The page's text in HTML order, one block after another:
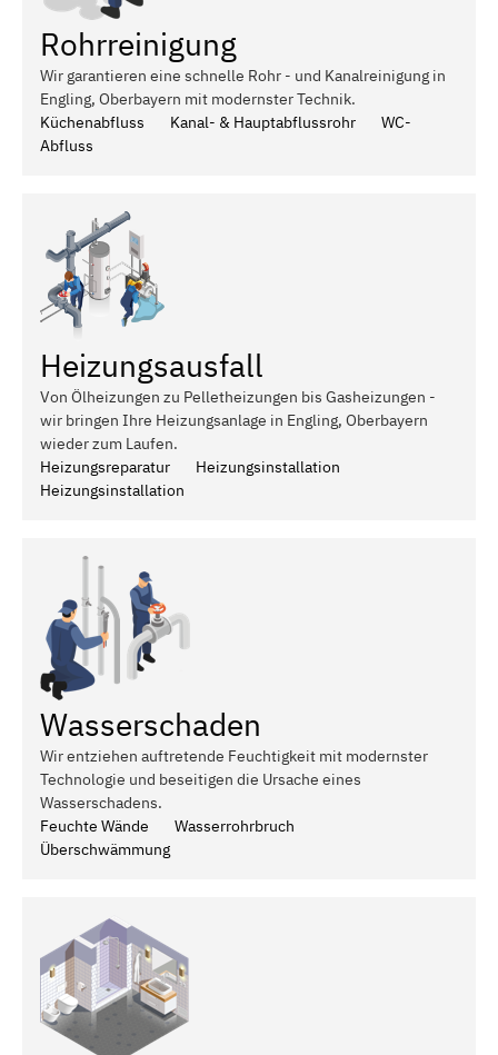
Rohrreinigung
Wir garantieren eine schnelle Rohr - und Kanalreinigung in
Engling, Oberbayern mit modernster Technik.
Küchenabfluss
Kanal- & Hauptabflussrohr
WC-
Abfluss
Heizungsausfall
Von Ölheizungen zu Pelletheizungen bis Gasheizungen -
wir bringen Ihre Heizungsanlage in Engling, Oberbayern
wieder zum Laufen.
Heizungsreparatur
Heizungsinstallation
Heizungsinstallation
Wasserschaden
Wir entziehen auftretende Feuchtigkeit mit modernster
Technologie und beseitigen die Ursache eines
Wasserschadens.
Feuchte Wände
Wasserrohrbruch
Überschwämmung